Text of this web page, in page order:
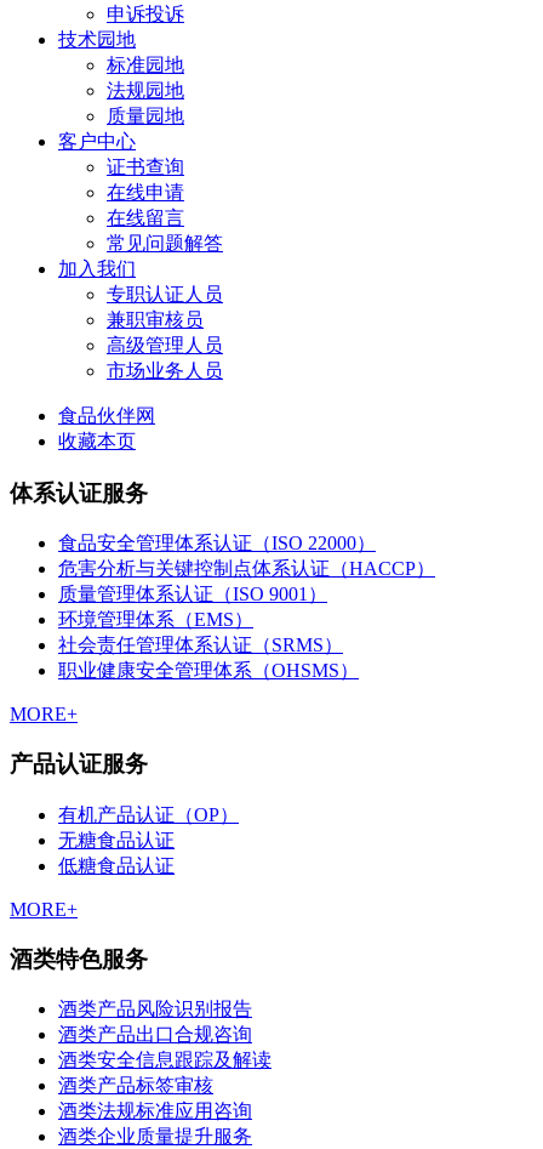
申诉投诉
技术园地
标准园地
法规园地
质量园地
客户中心
证书查询
在线申请
在线留言
常见问题解答
加入我们
专职认证人员
兼职审核员
高级管理人员
市场业务人员
食品伙伴网
收藏本页
体系认证服务
食品安全管理体系认证（ISO 22000）
危害分析与关键控制点体系认证（HACCP）
质量管理体系认证（ISO 9001）
环境管理体系（EMS）
社会责任管理体系认证（SRMS）
职业健康安全管理体系（OHSMS）
MORE+
产品认证服务
有机产品认证（OP）
无糖食品认证
低糖食品认证
MORE+
酒类特色服务
酒类产品风险识别报告
酒类产品出口合规咨询
酒类安全信息跟踪及解读
酒类产品标签审核
酒类法规标准应用咨询
酒类企业质量提升服务